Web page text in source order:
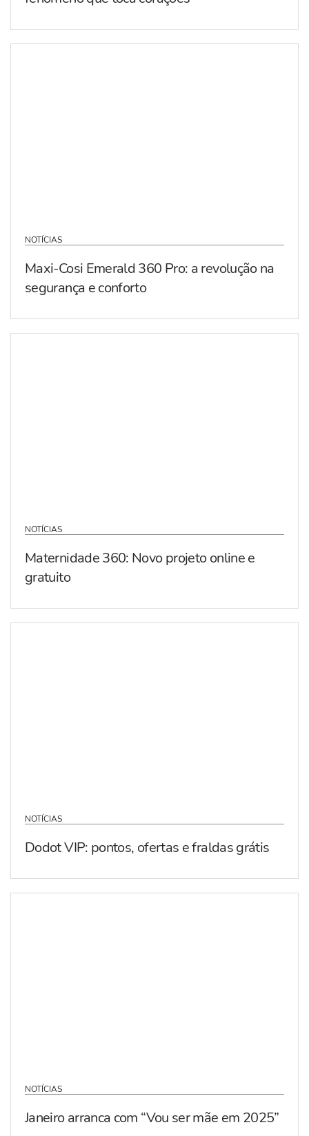
NOTÍCIAS
Maxi-Cosi Emerald 360 Pro: a revolução na
segurança e conforto
NOTÍCIAS
Maternidade 360: Novo projeto online e
gratuito
NOTÍCIAS
Dodot VIP: pontos, ofertas e fraldas grátis
NOTÍCIAS
Janeiro arranca com “Vou ser mãe em 2025”